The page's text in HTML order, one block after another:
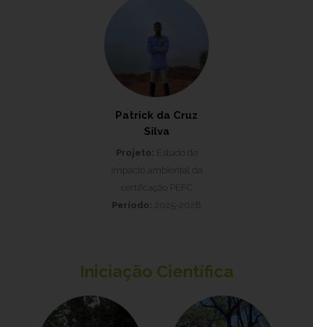
Patrick da Cruz
Silva
Projeto: Estudo de
Impacto ambiental da
certificação PEFC
Período: 2025-2028
Iniciação Científica